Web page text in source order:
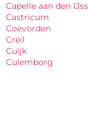
Capelle aan den
Castricum
Coevorden
Creil
Cuijk
Culemborg